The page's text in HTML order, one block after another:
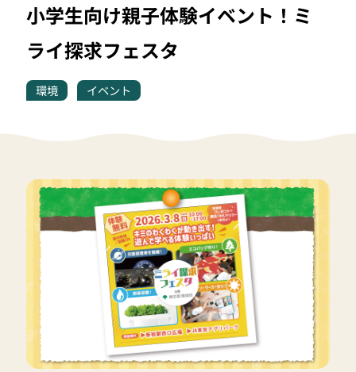
小学生向け親子体験イベント！ミ
ライ探求フェスタ
環境 イベント